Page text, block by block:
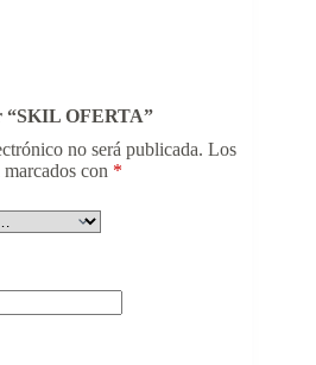
“SKIL OFERTA”
no será publicada. Los
con *